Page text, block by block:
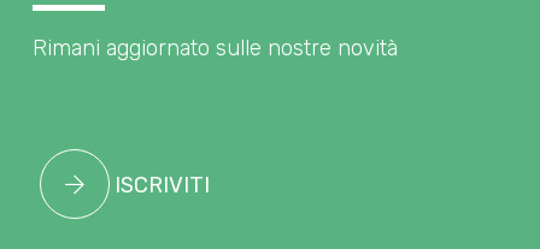
Rimani aggiornato sulle nostre novità
ISCRIVITI